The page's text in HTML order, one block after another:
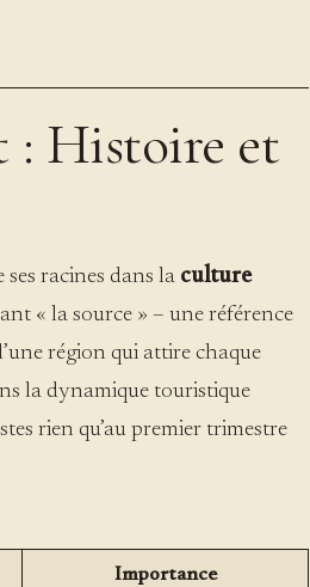
: Histoire et
ses racines dans la culture
« la source » – une référence
région qui attire chaque
la dynamique touristique
rien qu’au premier trimestre
Importance